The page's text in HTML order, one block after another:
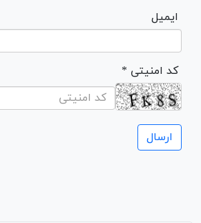
ایمیل
* کد امنیتی